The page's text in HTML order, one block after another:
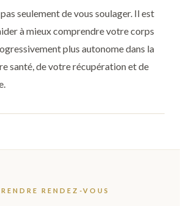
pas seulement de vous soulager. Il est
à mieux comprendre votre corps
plus autonome dans la
santé, de votre récupération et de
RENDEZ-VOUS